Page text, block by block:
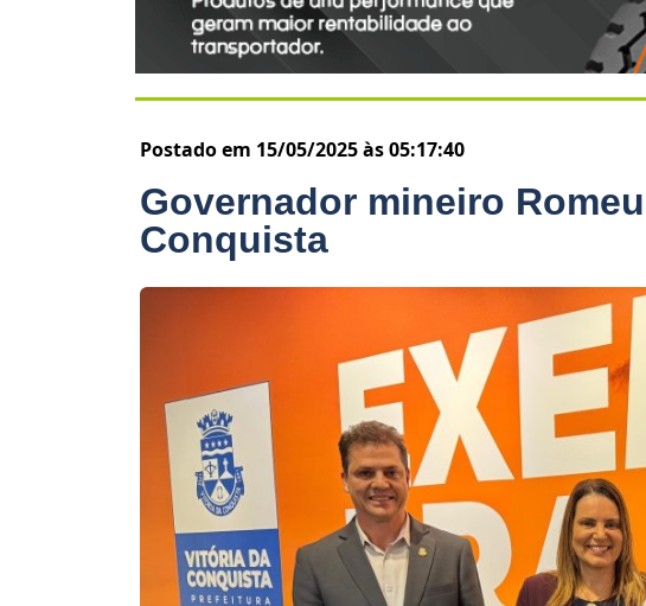
Postado em 15/05/2025 às 05:17:40
Governador mineiro
Conquista